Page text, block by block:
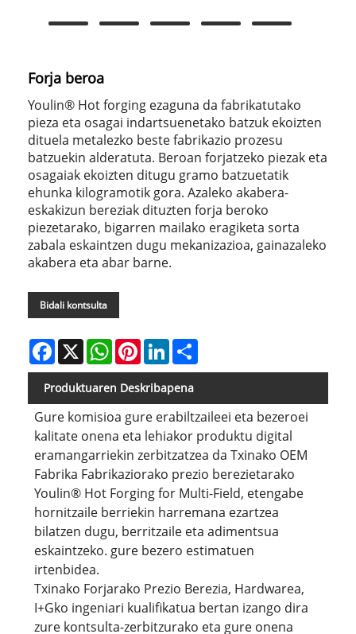
Forja beroa
Youlin® Hot forging ezaguna da fabrikatutako
pieza eta osagai indartsuenetako batzuk ekoizten
dituela metalezko beste fabrikazio prozesu
batzuekin alderatuta. Beroan forjatzeko piezak eta
osagaiak ekoizten ditugu gramo batzuetatik
ehunka kilogramotik gora. Azaleko akabera-
eskakizun bereziak dituzten forja beroko
piezetarako, bigarren mailako eragiketa sorta
zabala eskaintzen dugu mekanizazioa, gainazaleko
akabera eta abar barne.
Bidali kontsulta
Facebook
X WhatsAppPinterestLinkedIn
Produktuaren Deskribapena
Gure komisioa gure erabiltzaileei eta bezeroei
kalitate onena eta lehiakor produktu digital
eramangarriekin zerbitzatzea da Txinako OEM
Fabrika Fabrikaziorako prezio berezietarako
Youlin® Hot Forging for Multi-Field, etengabe
hornitzaile berriekin harremana ezartzea
bilatzen dugu, berritzaile eta adimentsua
eskaintzeko. gure bezero estimatuen
irtenbidea.
Txinako Forjarako Prezio Berezia, Hardwarea,
I+Gko ingeniari kualifikatua bertan izango dira
zure kontsulta-zerbitzurako eta gure onena